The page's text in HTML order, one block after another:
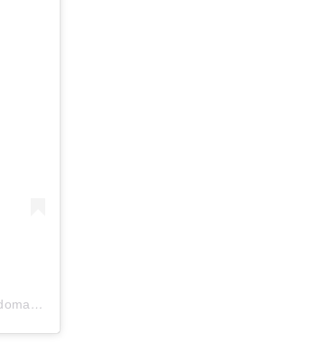
Une publication partagée par Yvanne ☀️ Content Manager (@atelierdomani)